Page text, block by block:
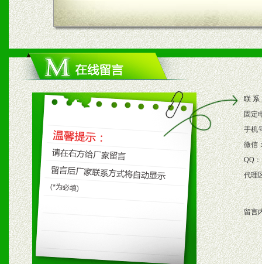
四、市场操作及支持
1、根据区域市场协助制定
2、根据具体情况公司给予
3、根据市场需要，派驻区
保产品顺利销售。
4、根据市场情况公司给予
购支持。
五、退换货制度
联 系
固定
手机
微信
QQ：
代理
留言